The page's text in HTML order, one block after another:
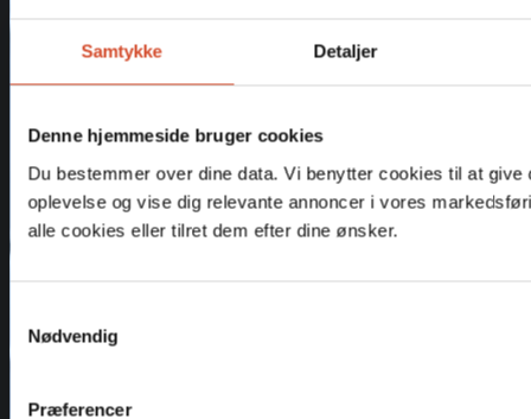
Samtykke Detaljer
Denne hjemmeside bruger cookies
Du bestemmer over dine data. Vi benytter cookies til at give
oplevelse og vise dig relevante annoncer i vores
alle cookies eller tilret dem efter dine ønsker.
Nødvendig
Præferencer